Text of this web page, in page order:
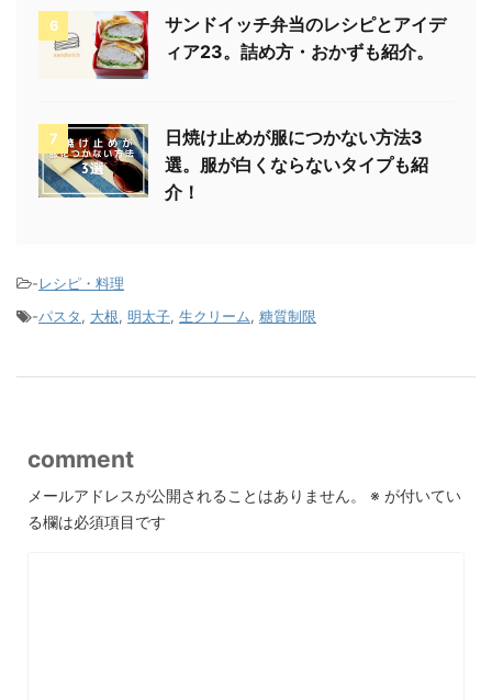
6
サンドイッチ弁当のレシピとアイデ
ィア23。詰め方・おかずも紹介。
7
日焼け止めが服につかない方法3
選。服が白くならないタイプも紹
介！
-レシピ・料理
-パスタ, 大根, 明太子, 生クリーム, 糖質制限
comment
メールアドレスが公開されることはありません。 ※ が付いてい
る欄は必須項目です